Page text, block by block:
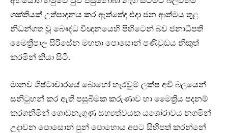
ශක්තියක් උත්පාදනය කර ඇත්තේද එදා ජන ආත්මය තුළ
නිධන්ගත වූ බෞද්ධ විඥානයෙහි පිහිටෙන් බව ජනාධිපති
මෛත්‍රීපාල සිරිසේන මහතා පොසොන් පණිවුඩය නිකුත්
කරමින් කියා සිටී.
මානව ශිෂ්ටාචාරයේ බොහෝ හැරවුම් ලක්ෂ අවි බලයෙන්
සනිටුහන් කර ඇති පසුබිමක කරුණාව හා මෛත්‍රිය පදනම්
කරගනිමින් ගොඩනැගුණු සභ්‍යත්වයක යශෝරාවය නගමින්
උදාවන පොසොන් පුන් පොහොය අපට සිහිපත් කරන්නේ